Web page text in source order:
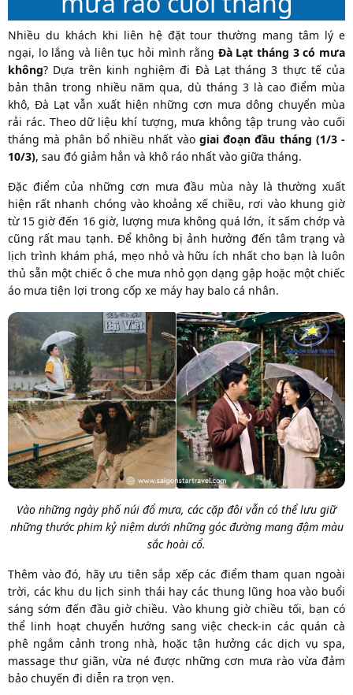
Nhiều du khách khi liên hệ đặt tour thường mang tâm lý e
ngại, lo lắng và liên tục hỏi mình rằng Đà Lạt tháng 3 có mưa
không? Dựa trên kinh nghiệm đi Đà Lạt tháng 3 thực tế của
bản thân trong nhiều năm qua, dù tháng 3 là cao điểm mùa
khô, Đà Lạt vẫn xuất hiện những cơn mưa dông chuyển mùa
rải rác. Theo dữ liệu khí tượng, mưa không tập trung vào cuối
tháng mà phân bổ nhiều nhất vào giai đoạn đầu tháng (1/3 -
10/3), sau đó giảm hẳn và khô ráo nhất vào giữa tháng.
Đặc điểm của những cơn mưa đầu mùa này là thường xuất
hiện rất nhanh chóng vào khoảng xế chiều, rơi vào khung giờ
từ 15 giờ đến 16 giờ, lượng mưa không quá lớn, ít sấm chớp và
cũng rất mau tạnh. Để không bị ảnh hưởng đến tâm trạng và
lịch trình khám phá, mẹo nhỏ và hữu ích nhất cho bạn là luôn
thủ sẵn một chiếc ô che mưa nhỏ gọn dạng gập hoặc một chiếc
áo mưa tiện lợi trong cốp xe máy hay balo cá nhân.
Vào những ngày phố núi đổ mưa, các cặp đôi vẫn có thể lưu giữ
những thước phim kỷ niệm dưới những góc đường mang đậm màu
sắc hoài cổ.
Thêm vào đó, hãy ưu tiên sắp xếp các điểm tham quan ngoài
trời, các khu du lịch sinh thái hay các thung lũng hoa vào buổi
sáng sớm đến đầu giờ chiều. Vào khung giờ chiều tối, bạn có
thể linh hoạt chuyển hướng sang việc check-in các quán cà
phê ngắm cảnh trong nhà, hoặc tận hưởng các dịch vụ spa,
massage thư giãn, vừa né được những cơn mưa rào vừa đảm
bảo chuyến đi diễn ra trọn vẹn.